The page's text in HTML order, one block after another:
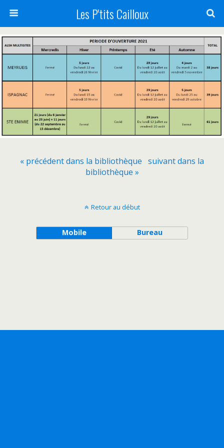
Les P'tits Cailloux
« précédent dans la bibliothèque suivant dans la
bibliothèque »
Retour au début
Mobile Bureau